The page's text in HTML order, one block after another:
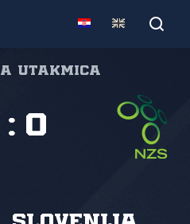
utakmica
: 0